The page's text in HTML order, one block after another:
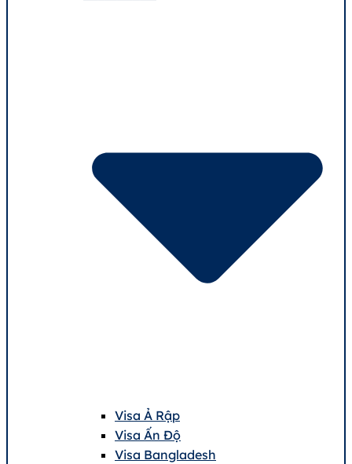
Visa Ả Rập
Visa Ấn Độ
Visa Bangladesh